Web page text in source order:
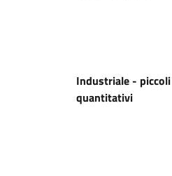
Industriale - piccoli
quantitativi